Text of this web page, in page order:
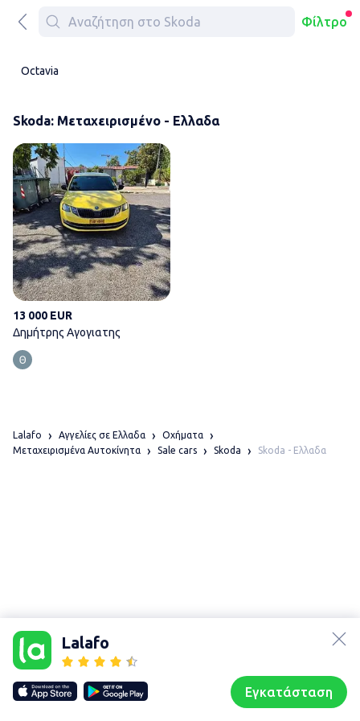
Φίλτρο
Octavia
Skoda: Μεταχειρισμένο - Ελλαδα
13 000 EUR
Δημήτρης Αγογιατης
Lalafo
Εγκατάσταση
Lalafo Αγγελίες σε Ελλαδα
Οχήματα
Μεταχειρισμένα Αυτοκίνητα
Sale cars Skoda Skoda - Ελλαδα
Our websites
lalafo.kg
lalafo.rs
lalafo.pl
Sitemap
Συζητήσεις Προφίλ